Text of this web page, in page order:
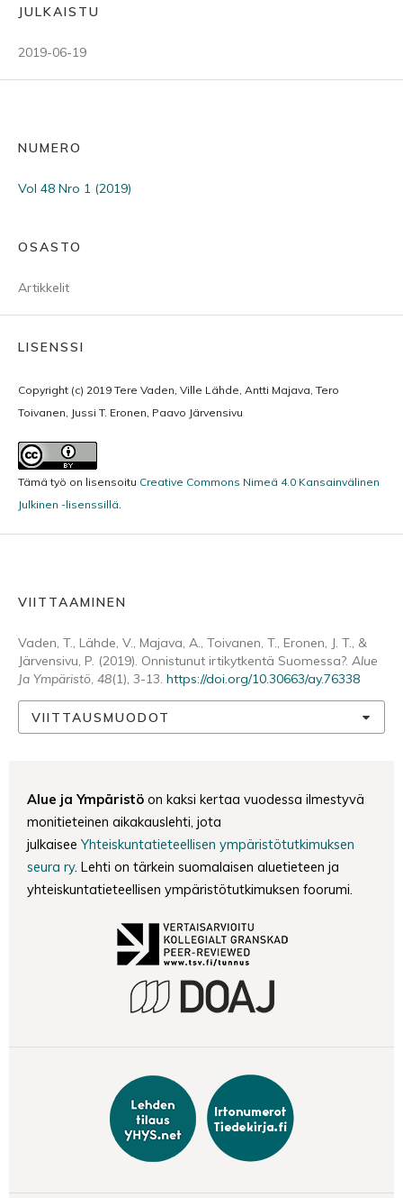
JULKAISTU
2019-06-19
NUMERO
Vol 48 Nro 1 (2019)
OSASTO
Artikkelit
LISENSSI
Copyright (c) 2019 Tere Vaden, Ville Lähde, Antti Majava, Tero
Toivanen, Jussi T. Eronen, Paavo Järvensivu
Tämä työ on lisensoitu Creative Commons Nimeä 4.0 Kansainvälinen
Julkinen -lisenssillä.
VIITTAAMINEN
Vaden, T., Lähde, V., Majava, A., Toivanen, T., Eronen, J. T., &
Järvensivu, P. (2019). Onnistunut irtikytkentä Suomessa?. Alue
Ja Ympäristö, 48(1), 3-13. https://doi.org/10.30663/ay.76338
VIITTAUSMUODOT
Alue ja Ympäristö on kaksi kertaa vuodessa ilmestyvä
monitieteinen aikakauslehti, jota
julkaisee Yhteiskuntatieteellisen ympäristötutkimuksen
seura ry. Lehti on tärkein suomalaisen aluetieteen ja
yhteiskuntatieteellisen ympäristötutkimuksen foorumi.